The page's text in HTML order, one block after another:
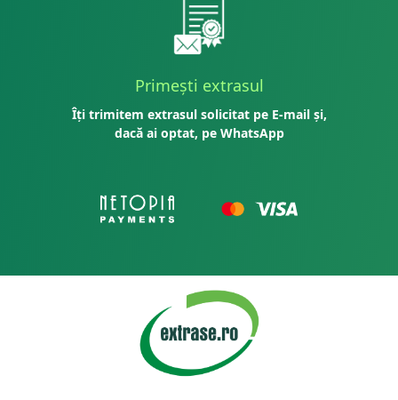
Primești extrasul
Îți trimitem extrasul solicitat pe E-mail și,
dacă ai optat, pe WhatsApp